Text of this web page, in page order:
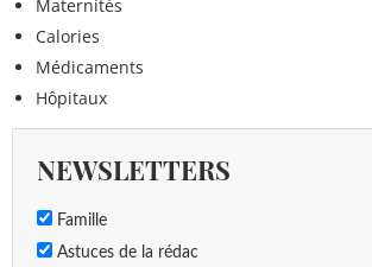
Maternités
Calories
Médicaments
Hôpitaux
NEWSLETTERS
Famille
Astuces de la rédac